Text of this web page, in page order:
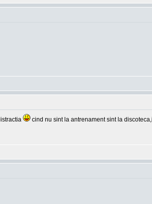
cind nu sint la antrenament sint la